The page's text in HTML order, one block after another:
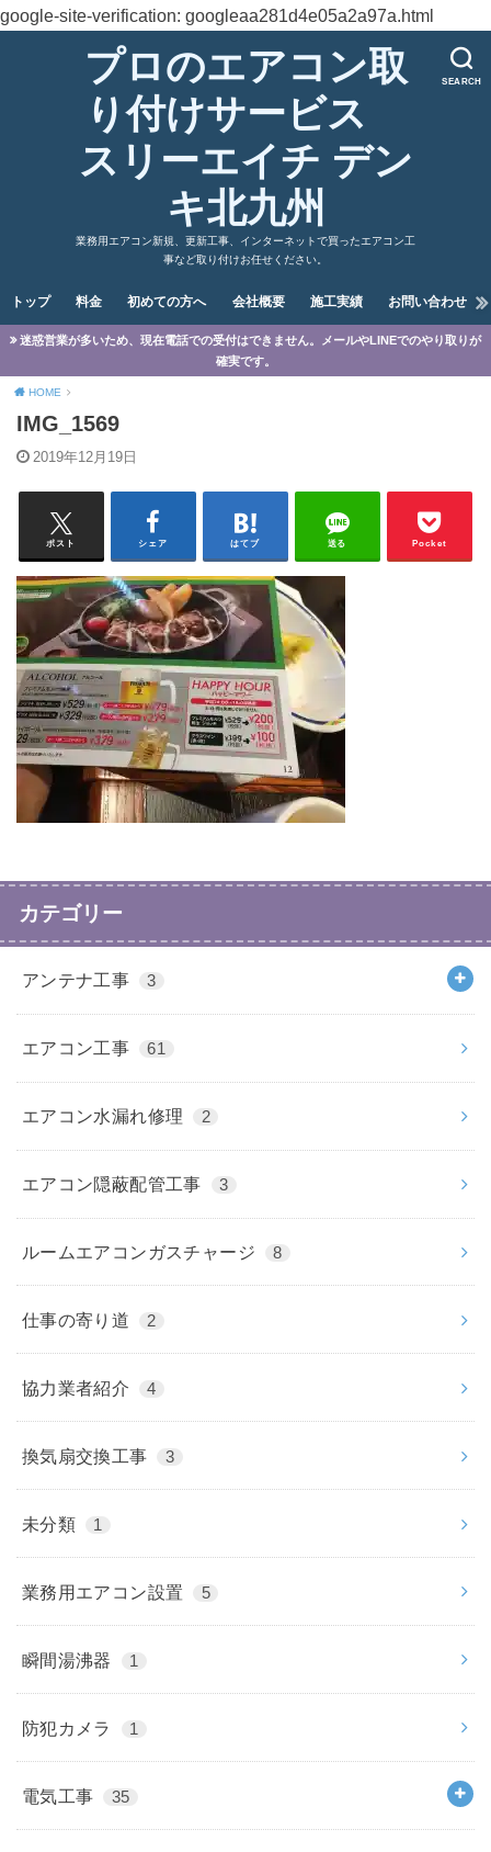
google-site-verification: googleaa281d4e05a2a97a.html
SEARCH
プロのエアコン取
り付けサービス
スリーエイチ デン
キ北九州
業務用エアコン新規、更新工事、インターネットで買ったエアコン工
事など取り付けお任せください。
トップ 料金 初めての方へ 会社概要 施工実績 お問い合わせ
迷惑営業が多いため、現在電話での受付はできません。メールやLINEでのやり取りが
確実です。
HOME
IMG_1569
2019年12月19日
ポスト シェア はてブ 送る Pocket
カテゴリー
アンテナ工事 3
エアコン工事 61
エアコン水漏れ修理 2
エアコン隠蔽配管工事 3
ルームエアコンガスチャージ 8
仕事の寄り道 2
協力業者紹介 4
換気扇交換工事 3
未分類 1
業務用エアコン設置 5
瞬間湯沸器 1
防犯カメラ 1
電気工事 35